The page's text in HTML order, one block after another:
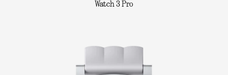
Watch 3 Pro